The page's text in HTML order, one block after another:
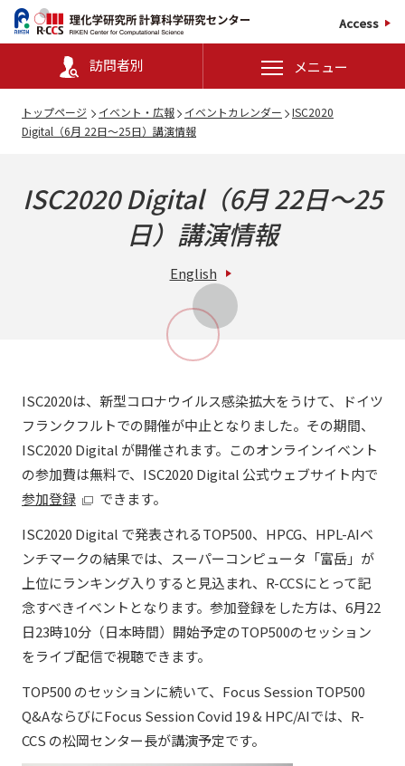
Access
訪問者別 メニュー
トップページ イベント・広報 イベントカレンダー
ISC2020
Digital（6月 22日～25日）講演情報
ISC2020 Digital（6月 22日～25
日）講演情報
English
ISC2020は、新型コロナウイルス感染拡大をうけて、ドイツ
フランクフルトでの開催が中止となりました。その期間、
ISC2020 Digital が開催されます。このオンラインイベント
の参加費は無料で、ISC2020 Digital 公式ウェブサイト内で
参加登録
できます。
ISC2020 Digital で発表されるTOP500、HPCG、HPL-AIベ
ンチマークの結果では、スーパーコンピュータ「富岳」が
上位にランキング入りすると見込まれ、R-CCSにとって記
念すべきイベントとなります。参加登録をした方は、6月22
日23時10分（日本時間）開始予定のTOP500のセッション
をライブ配信で視聴できます。
TOP500 のセッションに続いて、Focus Session TOP500
Q&AならびにFocus Session Covid 19 & HPC/AIでは、R-
CCS の松岡センター長が講演予定です。